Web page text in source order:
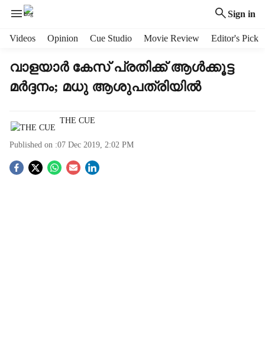
Sign in
Videos Opinion Cue Studio Movie Review Editor's Pick
വാളയാര്‍ കേസ് പ്രതിക്ക് ആള്‍ക്കൂട്ട
മര്‍ദ്ദനം; മധു ആശുപത്രിയില്‍
THE CUE
Published on :07 Dec 2019, 2:02 PM
S